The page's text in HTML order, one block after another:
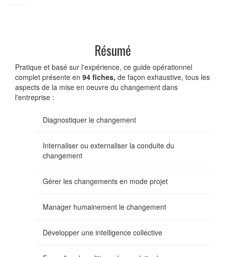
Résumé
Pratique et basé sur l'expérience, ce guide opérationnel
complet présente en 94 fiches, de façon exhaustive, tous les
aspects de la mise en oeuvre du changement dans
l'entreprise :
Diagnostiquer le changement
Internaliser ou externaliser la conduite du
changement
Gérer les changements en mode projet
Manager humainement le changement
Développer une intelligence collective